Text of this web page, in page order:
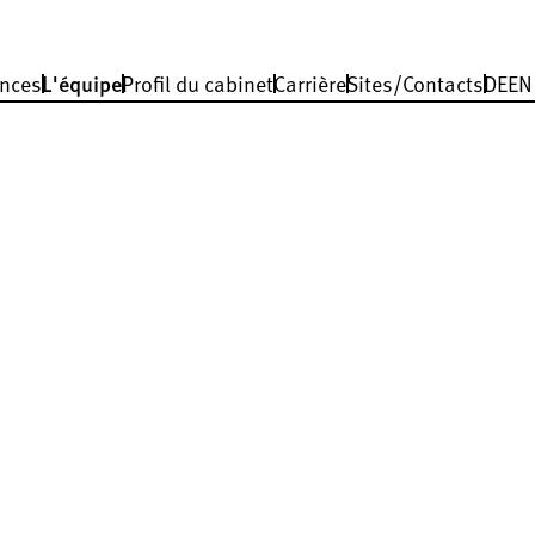
L'équipeProfil du cabinetCarrièreSites/ContactsDEEN